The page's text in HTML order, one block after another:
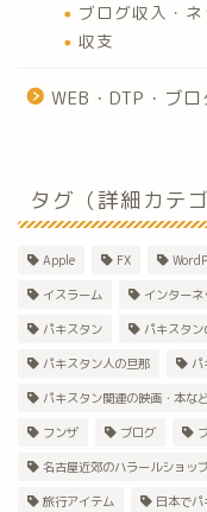
ブログ収入・
収支
WEB・DTP・ブロ
タグ（詳細カテ
Apple FX
イスラーム インター
パキスタン パキスタ
パキスタン人の旦那 パ
パキスタン関連の映画・本など
フンザ ブログ
名古屋近郊のハラールショッ
旅行アイテム 日本で